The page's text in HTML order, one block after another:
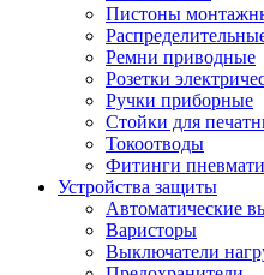
Пистоны
Ремни приводные
Розетки
Ручки приборные
Стойки для
Токоотводы
Фитинги
Устройства защиты
Автоматические
Варисторы
Выключатели